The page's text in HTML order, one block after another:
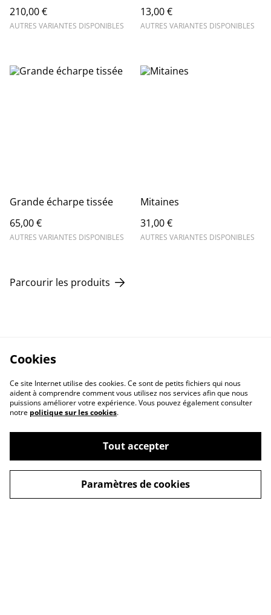
210,00 €
AUTRES VARIANTES DISPONIBLES
13,00 €
AUTRES VARIANTES DISPONIBLES
Grande écharpe tissée
65,00 €
AUTRES VARIANTES DISPONIBLES
Mitaines
31,00 €
AUTRES VARIANTES DISPONIBLES
Parcourir les produits
Contact Us
Legal Terms
Privacy Policy
Cookie Policy
Cookies
Ce site Internet utilise des cookies. Ce sont de petits fichiers qui nous
aident à comprendre comment vous utilisez nos services afin que nous
puissions améliorer votre expérience. Vous pouvez également consulter
notre politique sur les cookies.
Tout accepter
Paramètres de cookies